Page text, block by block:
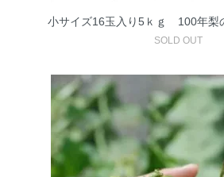
小サイズ16玉入り5ｋｇ 100年
SOLD OUT